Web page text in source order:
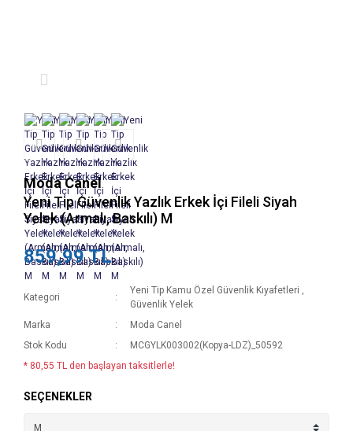
Moda Canel
Yeni Tip Güvenlik Yazlık Erkek İçi Fileli Siyah
Yelek (Armalı, Baskılı) M
859,99 TL
Kategori
Yeni Tip Kamu Özel Güvenlik Kıyafetleri ,
Güvenlik Yelek
Marka
Moda Canel
Stok Kodu
MCGYLK003002(Kopya-LDZ)_50592
* 80,55 TL den başlayan taksitlerle!
SEÇENEKLER